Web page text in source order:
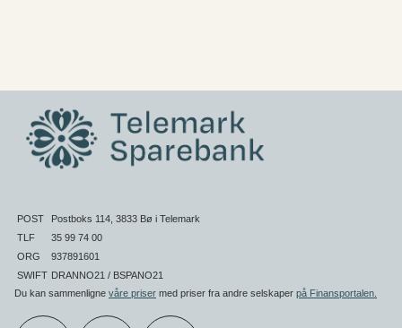
POST
Postboks 114, 3833 Bø i Telemark
TLF
35 99 74 00
ORG
937891601
SWIFT DRANNO21 / BSPANO21
Du kan sammenligne våre priser med priser fra andre selskaper på Finansportalen